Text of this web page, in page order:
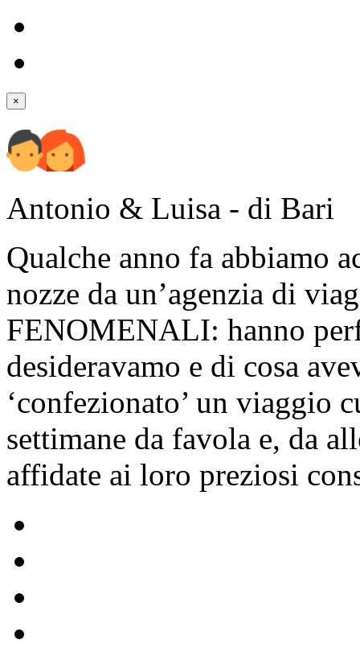
×
Antonio & Luisa - di Bari
Qualche anno fa abbiamo
nozze da un’agenzia di
FENOMENALI: hanno
desideravamo e di cosa
‘confezionato’ un viaggio
settimane da favola e, da
affidate ai loro preziosi